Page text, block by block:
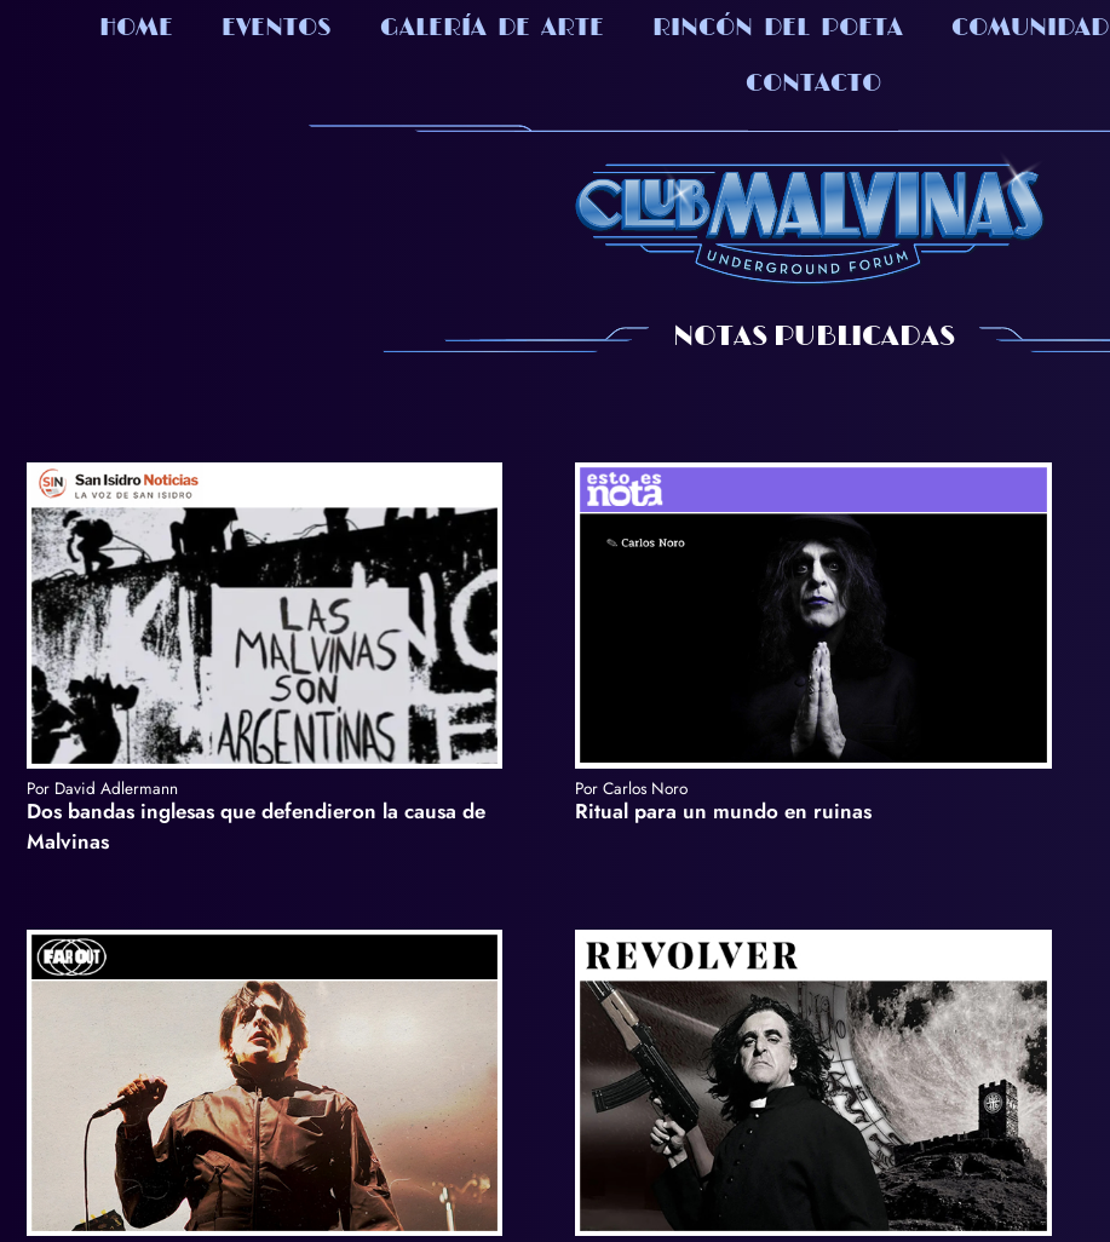
HOME EVENTOS GALERÍA DE ARTE RINCÓN DEL POETA COMUNIDAD
CONTACTO
NOTAS PUBLICADAS
Por David Adlermann
Dos bandas inglesas que defendieron la causa de
Malvinas
Por Carlos Noro
Ritual para un mundo en ruinas